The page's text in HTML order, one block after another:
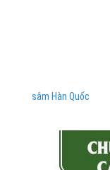
sâm Hàn Quốc